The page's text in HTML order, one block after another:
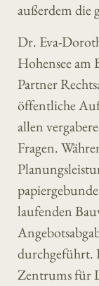
außerdem die
Dr. Eva-
Hohensee
Partner
öffentliche
allen
Fragen.
laufenden
durchgeführt.
Zentrums für